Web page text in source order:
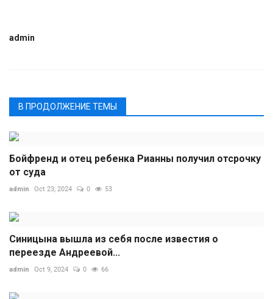
admin
В ПРОДОЛЖЕНИЕ ТЕМЫ
Бойфренд и отец ребенка Рианны получил отсрочку
от суда
admin Oct 23, 2024 0 53
Синицына вышла из себя после известия о
переезде Андреевой...
admin Oct 9, 2024 0 66